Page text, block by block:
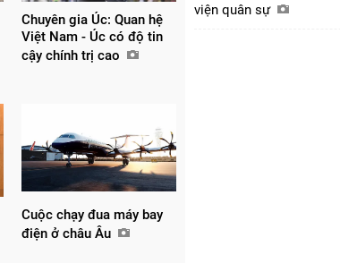
Chuyên gia Úc: Quan hệ
Việt Nam - Úc có độ tin
cậy chính trị cao
Cuộc chạy đua máy bay
điện ở châu Âu
viện quân sự